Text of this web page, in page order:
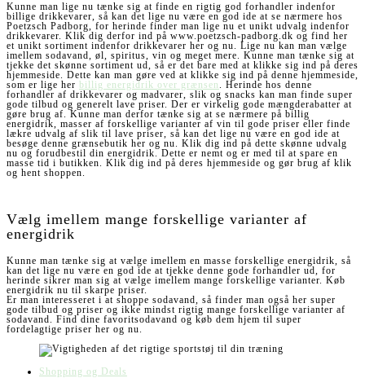
Kunne man lige nu tænke sig at finde en rigtig god forhandler indenfor
billige drikkevarer, så kan det lige nu være en god ide at se nærmere hos
Poetzsch Padborg, for herinde finder man lige nu et unikt udvalg indenfor
drikkevarer. Klik dig derfor ind på www.poetzsch-padborg.dk og find her
et unikt sortiment indenfor drikkevarer her og nu. Lige nu kan man vælge
imellem sodavand, øl, spiritus, vin og meget mere. Kunne man tænke sig at
tjekke det skønne sortiment ud, så er det bare med at klikke sig ind på deres
hjemmeside. Dette kan man gøre ved at klikke sig ind på denne hjemmeside,
som er lige her billig energidrik over grænsen . Herinde hos denne
forhandler af drikkevarer og madvarer, slik og snacks kan man finde super
gode tilbud og generelt lave priser. Der er virkelig gode mængderabatter at
gøre brug af. Kunne man derfor tænke sig at se nærmere på billig
energidrik, masser af forskellige varianter af vin til gode priser eller finde
lækre udvalg af slik til lave priser, så kan det lige nu være en god ide at
besøge denne grænsebutik her og nu. Klik dig ind på dette skønne udvalg
nu og forudbestil din energidrik. Dette er nemt og er med til at spare en
masse tid i butikken. Klik dig ind på deres hjemmeside og gør brug af klik
og hent shoppen.
Vælg imellem mange forskellige varianter af
energidrik
Kunne man tænke sig at vælge imellem en masse forskellige energidrik, så
kan det lige nu være en god ide at tjekke denne gode forhandler ud, for
herinde sikrer man sig at vælge imellem mange forskellige varianter. Køb
energidrik nu til skarpe priser.
Er man interesseret i at shoppe sodavand, så finder man også her super
gode tilbud og priser og ikke mindst rigtig mange forskellige varianter af
sodavand. Find dine favoritsodavand og køb dem hjem til super
fordelagtige priser her og nu.
Shopping og Deals